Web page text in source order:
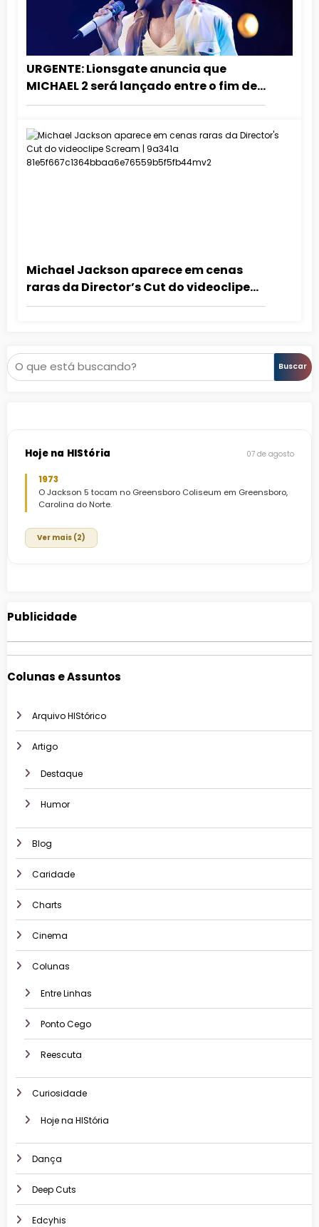
URGENTE: Lionsgate anuncia que
MICHAEL 2 será lançado entre o fim de
2027 e o início de 2028!
Michael Jackson aparece em cenas
raras da Director’s Cut do videoclipe
Scream
Pesquisar Buscar
Hoje na HIStória 07 de agosto
1973
O Jackson 5 tocam no Greensboro Coliseum em Greensboro,
Carolina do Norte.
Ver mais (2)
Publicidade
Colunas e Assuntos
Arquivo HIStórico
Artigo
Destaque
Humor
Blog
Caridade
Charts
Cinema
Colunas
Entre Linhas
Ponto Cego
Reescuta
Curiosidade
Hoje na HIStória
Dança
Deep Cuts
Edcyhis